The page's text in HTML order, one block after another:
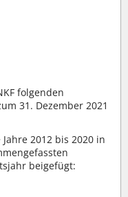
folgenden
31. Dezember 2021
2012 bis 2020 in
beigefügt: